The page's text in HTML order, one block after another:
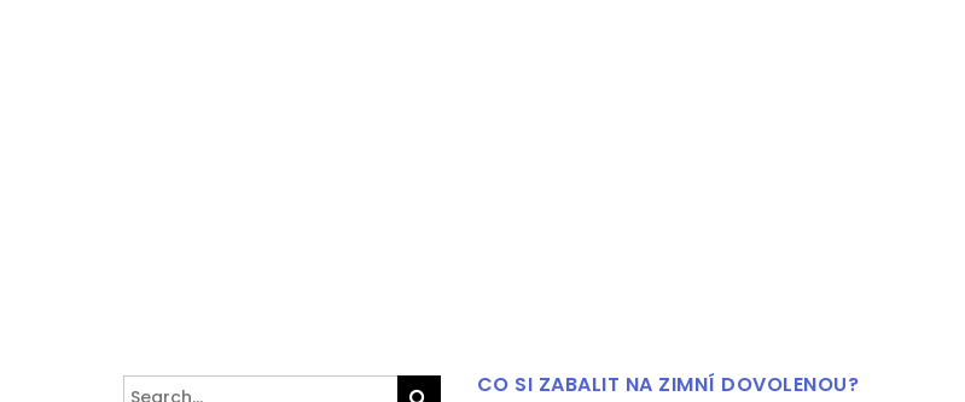
CO SI ZABALIT NA ZIMNÍ DOVOLENOU?
Search
Search